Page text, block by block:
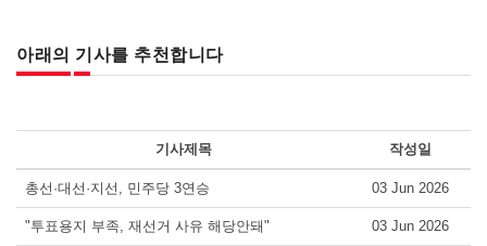
아래의 기사를 추천합니다
기사제목 작성일
총선·대선·지선, 민주당 3연승 03 Jun 2026
"투표용지 부족, 재선거 사유 해당안돼" 03 Jun 2026